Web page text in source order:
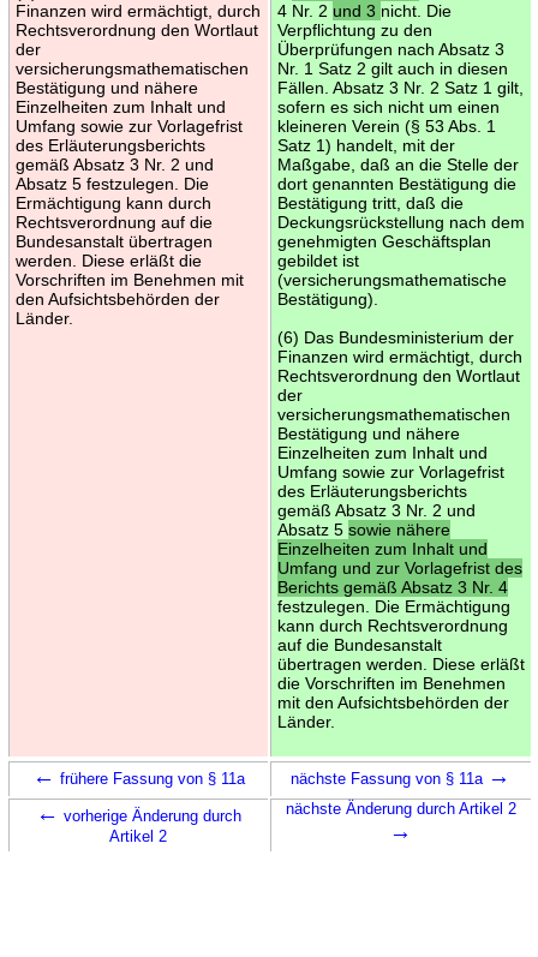
Finanzen wird ermächtigt, durch
Rechtsverordnung den Wortlaut
der
versicherungsmathematischen
Bestätigung und nähere
Einzelheiten zum Inhalt und
Umfang sowie zur Vorlagefrist
des Erläuterungsberichts
gemäß Absatz 3 Nr. 2 und
Absatz 5 festzulegen. Die
Ermächtigung kann durch
Rechtsverordnung auf die
Bundesanstalt übertragen
werden. Diese erläßt die
Vorschriften im Benehmen mit
den Aufsichtsbehörden der
Länder.
4 Nr. 2 und 3 nicht. Die
Verpflichtung zu den
Überprüfungen nach Absatz 3
Nr. 1 Satz 2 gilt auch in diesen
Fällen. Absatz 3 Nr. 2 Satz 1 gilt,
sofern es sich nicht um einen
kleineren Verein (§ 53 Abs. 1
Satz 1) handelt, mit der
Maßgabe, daß an die Stelle der
dort genannten Bestätigung die
Bestätigung tritt, daß die
Deckungsrückstellung nach dem
genehmigten Geschäftsplan
gebildet ist
(versicherungsmathematische
Bestätigung).
(6) Das Bundesministerium der
Finanzen wird ermächtigt, durch
Rechtsverordnung den Wortlaut
der
versicherungsmathematischen
Bestätigung und nähere
Einzelheiten zum Inhalt und
Umfang sowie zur Vorlagefrist
des Erläuterungsberichts
gemäß Absatz 3 Nr. 2 und
Absatz 5 sowie nähere
Einzelheiten zum Inhalt und
Umfang und zur Vorlagefrist des
Berichts gemäß Absatz 3 Nr. 4
festzulegen. Die Ermächtigung
kann durch Rechtsverordnung
auf die Bundesanstalt
übertragen werden. Diese erläßt
die Vorschriften im Benehmen
mit den Aufsichtsbehörden der
Länder.
← frühere Fassung von § 11a nächste Fassung von § 11a →
← vorherige Änderung durch
Artikel 2
nächste Änderung durch Artikel 2
→